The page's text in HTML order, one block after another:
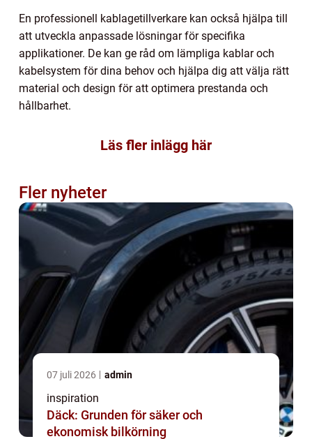
En professionell kablagetillverkare kan också hjälpa till
att utveckla anpassade lösningar för specifika
applikationer. De kan ge råd om lämpliga kablar och
kabelsystem för dina behov och hjälpa dig att välja rätt
material och design för att optimera prestanda och
hållbarhet.
Läs fler inlägg här
Fler nyheter
07 juli 2026 admin
inspiration
Däck: Grunden för säker och
ekonomisk bilkörning